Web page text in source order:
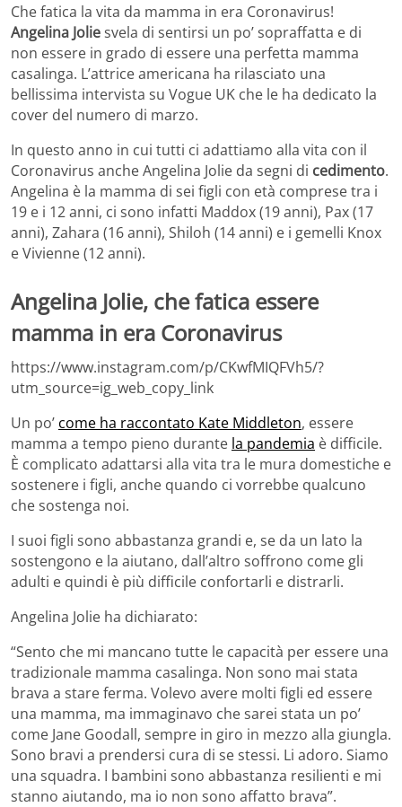
Che fatica la vita da mamma in era Coronavirus!
Angelina Joliesvela di sentirsi un po’ sopraffatta e di
non essere in grado di essere una perfetta mamma
casalinga. L’attrice americana ha rilasciato una
bellissima intervista su Vogue UK che le ha dedicato la
cover del numero di marzo.
In questo anno in cui tutti ci adattiamo alla vita con il
Coronavirus anche Angelina Jolie da segni di cedimento.
Angelina è la mamma di sei figli con età comprese tra i
19 e i 12 anni, ci sono infatti Maddox (19 anni), Pax (17
anni), Zahara (16 anni), Shiloh (14 anni) e i gemelli Knox
e Vivienne (12 anni).
Angelina Jolie, che fatica essere
mamma in era Coronavirus
https://www.instagram.com/p/CKwfMIQFVh5/?
utm_source=ig_web_copy_link
Un po’ come ha raccontato Kate Middleton, essere
mamma a tempo pieno durante la pandemia è difficile.
È complicato adattarsi alla vita tra le mura domestiche e
sostenere i figli, anche quando ci vorrebbe qualcuno
che sostenga noi.
I suoi figli sono abbastanza grandi e, se da un lato la
sostengono e la aiutano, dall’altro soffrono come gli
adulti e quindi è più difficile confortarli e distrarli.
Angelina Jolie ha dichiarato:
“Sento che mi mancano tutte le capacità per essere una
tradizionale mamma casalinga. Non sono mai stata
brava a stare ferma. Volevo avere molti figli ed essere
una mamma, ma immaginavo che sarei stata un po’
come Jane Goodall, sempre in giro in mezzo alla giungla.
Sono bravi a prendersi cura di se stessi. Li adoro. Siamo
una squadra. I bambini sono abbastanza resilienti e mi
stanno aiutando, ma io non sono affatto brava”.